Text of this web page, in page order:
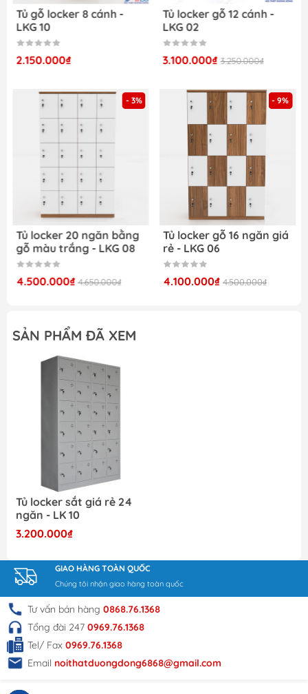
nhật thường xuyên
Nhận đặt hàng theo kích thước và số lượng
của khách
Nội thất Dương Đông – Nội Thất Giá RẻTại
thất cho gia đình và văn phòng như:
Tủ taì liệu sắt
Tủ locker gỗ
Giường tầng sắt
Bàn làm việc văn phòng
Tủ gỗ locker 8 cánh -
LKG 10
2.150.000₫
Tủ locker gỗ 12 cánh -
LKG 02
3.100.000₫ 3.250.000₫
- 3%
Tủ locker 20 ngăn bằng
gỗ màu trắng - LKG 08
4.500.000₫ 4.650.000₫
- 9%
Tủ locker gỗ 16 ngăn giá
rẻ - LKG 06
4.100.000₫ 4.500.000₫
SẢN PHẨM ĐÃ XEM
Tủ locker sắt giá rẻ 24
ngăn - LK 10
3.200.000₫
GIAO HÀNG TOÀN QUỐC
Chúng tôi nhận giao hàng toàn quốc
Tư vấn bán hàng 0868.76.1368
Tổng đài 247 0969.76.1368
Tel/ Fax 0969.76.1368
Email noithatduongdong6868@gmail.com